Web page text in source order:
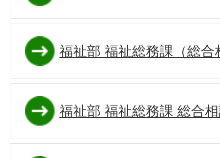
福祉部 福祉総務課（総
福祉部 福祉総務課 総合